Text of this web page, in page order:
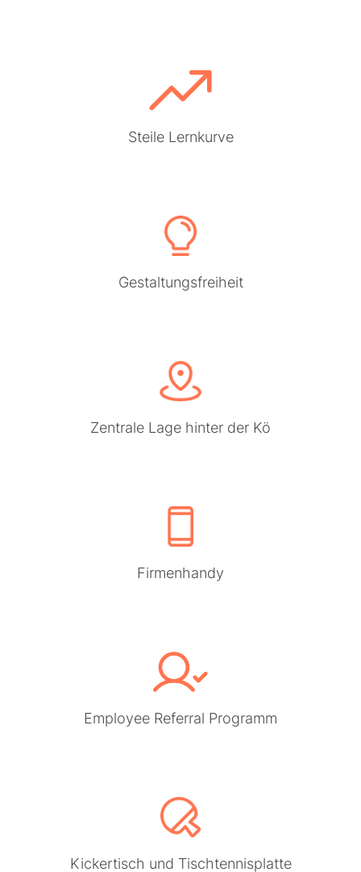
Steile Lernkurve
Gestaltungsfreiheit
Zentrale Lage hinter der Kö
Firmenhandy
Employee Referral Programm
Kickertisch und Tischtennisplatte